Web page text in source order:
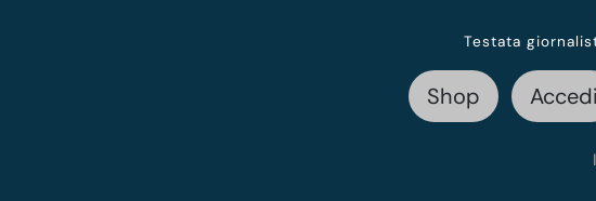
Testata
Shop Accedi